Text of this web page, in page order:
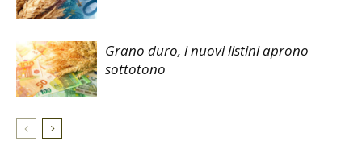
Grano duro, i nuovi listini aprono
sottotono